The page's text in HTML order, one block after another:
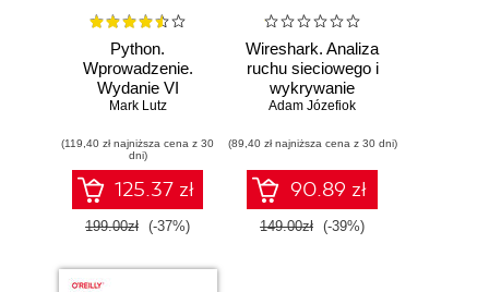
Python.
Wprowadzenie.
Wydanie VI
Mark Lutz
(119,40 zł najniższa cena z 30
dni)
125.37 zł
199.00zł (-37%)
Wireshark. Analiza
ruchu sieciowego i
wykrywanie
włamań
Adam Józefiok
(89,40 zł najniższa cena z 30 dni)
90.89 zł
149.00zł (-39%)